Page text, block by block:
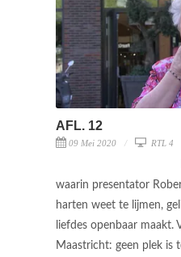
AFL. 12
09 Mei 2020 RTL 4
waarin presentator
harten weet te lijmen,
liefdes openbaar maakt.
Maastricht: geen plek is